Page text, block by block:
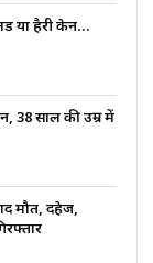
या हैरी केन…
38 साल की उम्र में
मौत, दहेज,